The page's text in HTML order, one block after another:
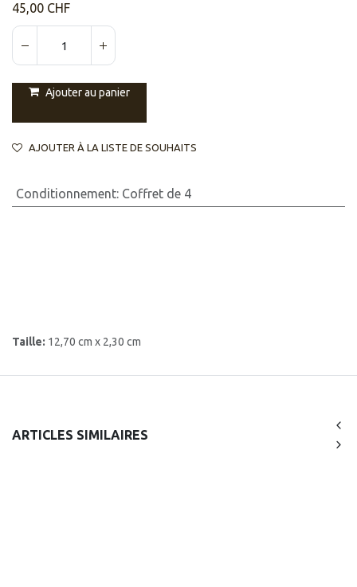
45,00 CHF
Ajouter au panier
AJOUTER À LA LISTE DE SOUHAITS
Conditionnement: Coffret de 4
Taille: 12,70 cm x 2,30 cm
ARTICLES SIMILAIRES